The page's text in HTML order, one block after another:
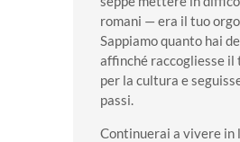
romani — era il tuo
Sappiamo quanto hai
affinché raccogliesse il
per la cultura e
passi.
Continuerai a vivere in